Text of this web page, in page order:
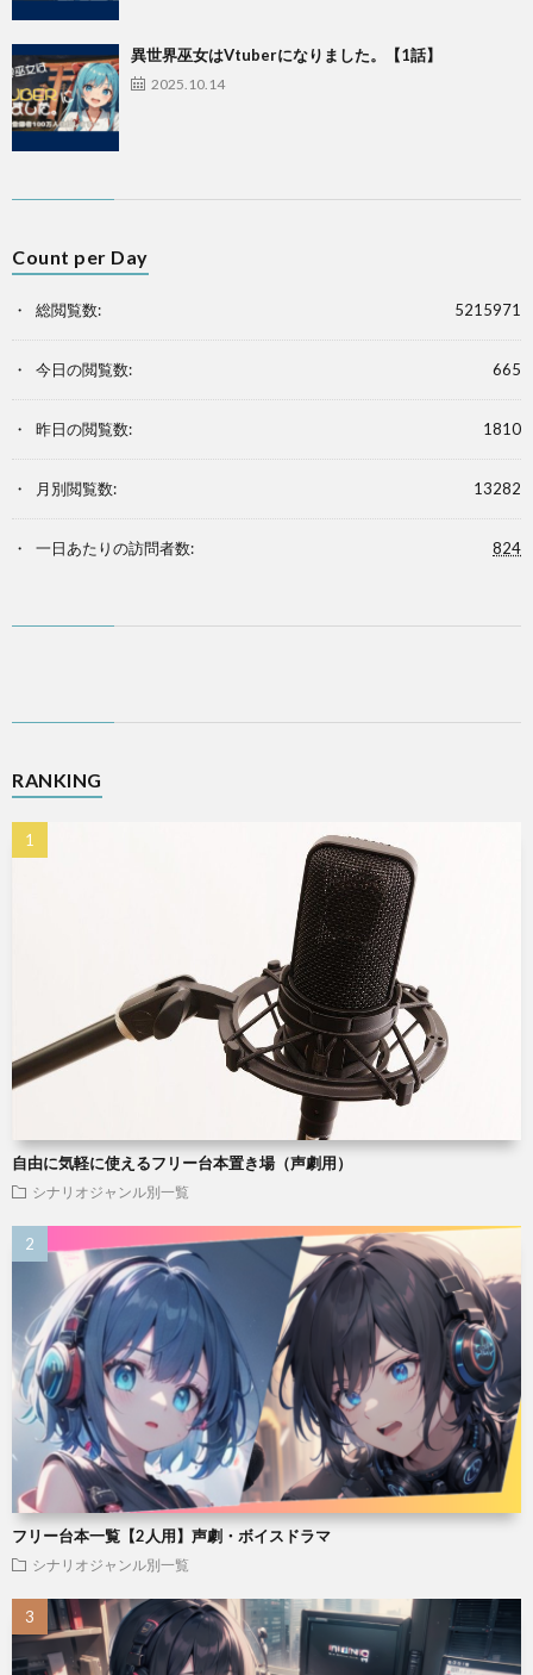
異世界巫女はVtuberになりました。【1話】
2025.10.14
Count per Day
5215971
総閲覧数:
665
今日の閲覧数:
1810
昨日の閲覧数:
13282
月別閲覧数:
824
一日あたりの訪問者数:
RANKING
自由に気軽に使えるフリー台本置き場（声劇用）
シナリオジャンル別一覧
フリー台本一覧【2人用】声劇・ボイスドラマ
シナリオジャンル別一覧